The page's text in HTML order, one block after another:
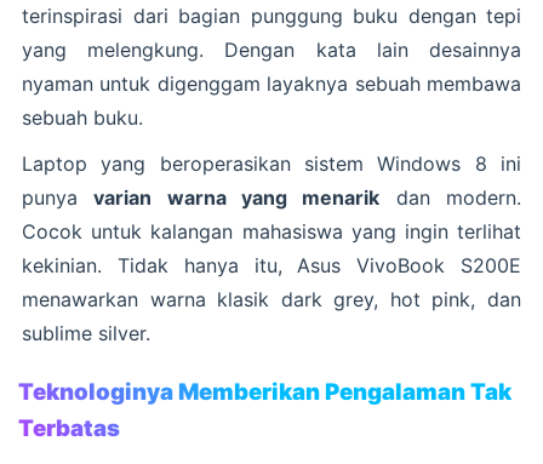
terinspirasi dari bagian punggung buku dengan tepi
yang melengkung. Dengan kata lain desainnya
nyaman untuk digenggam layaknya sebuah membawa
sebuah buku.
Laptop yang beroperasikan sistem Windows 8 ini
punyavarian warna yang menarik dan modern.
Cocok untuk kalangan mahasiswa yang ingin terlihat
kekinian. Tidak hanya itu, Asus VivoBook S200E
menawarkan warna klasik dark grey, hot pink, dan
sublime silver.
Teknologinya Memberikan Pengalaman Tak
Terbatas